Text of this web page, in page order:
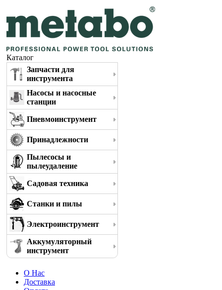
Каталог
Запчасти для
инструмента
Насосы и насосные
станции
Пневмоинструмент
Принадлежности
Пылесосы и
пылеудаление
Садовая техника
Станки и пилы
Электроинструмент
Аккумуляторный
инструмент
О Нас
Доставка